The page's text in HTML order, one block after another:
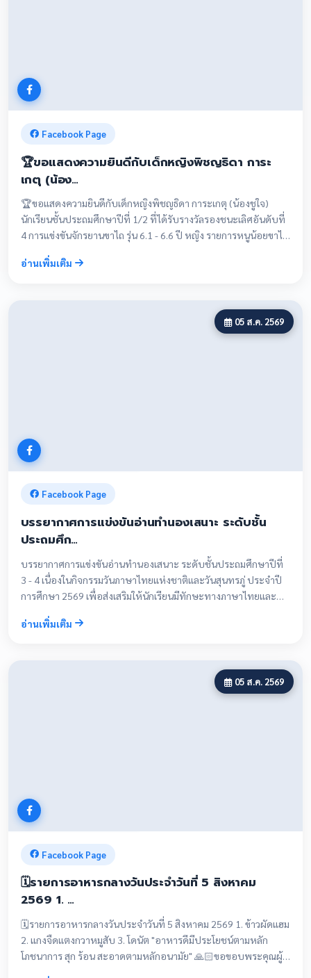
Facebook Page
🏆ขอแสดงความยินดีกับเด็กหญิงพิชญธิดา การะ
เกตุ (น้อง…
🏆ขอแสดงความยินดีกับเด็กหญิงพิชญธิดา การะเกตุ (น้องชูใจ)
นักเรียนชั้นประถมศึกษาปีที่ 1/2 ที่ได้รับรางวัลรองชนะเลิศอันดับที่
4 การแข่งขันจักรยานขาไถ รุ่น 6.1 - 6.6 ปี หญิง รายการหนูน้อยขาไถ
พระกนิษฐาธิราชเจ้า กรมสมเด็จพระเทพรัตนราชสุดา ฯ สยามบรม
อ่านเพิ่มเติม
05 ส.ค. 2569
Facebook Page
บรรยากาศการแข่งขันอ่านทำนองเสนาะ ระดับชั้น
ประถมศึก…
บรรยากาศการแข่งขันอ่านทำนองเสนาะ ระดับชั้นประถมศึกษาปีที่
3 - 4 เนื่องในกิจกรรมวันภาษาไทยแห่งชาติและวันสุนทรภู่ ประจำปี
การศึกษา 2569 เพื่อส่งเสริมให้นักเรียนมีทักษะทางภาษาไทยและ
อ่านเพิ่มเติม
05 ส.ค. 2569
Facebook Page
🗓️รายการอาหารกลางวันประจำวันที่ 5 สิงหาคม
2569 1. …
🗓️รายการอาหารกลางวันประจำวันที่ 5 สิงหาคม 2569 1. ข้าวผัดแฮม
2. แกงจืดแตงกวาหมูสับ 3. โดนัต "อาหารดีมีประโยชน์ตามหลัก
โภชนาการ สุก ร้อน สะอาดตามหลักอนามัย" 🙏🏻ขอขอบพระคุณผู้